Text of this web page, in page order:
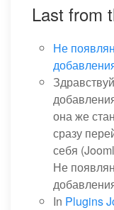
Last from
Не
она же
сразу
себя
Не
In Plugins